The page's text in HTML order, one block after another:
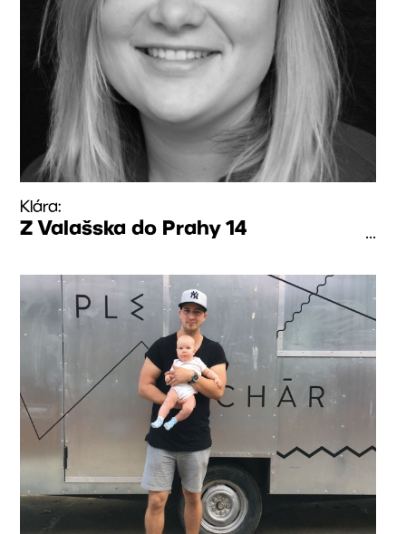
Klára:
Z Valašska do Prahy 14 ...